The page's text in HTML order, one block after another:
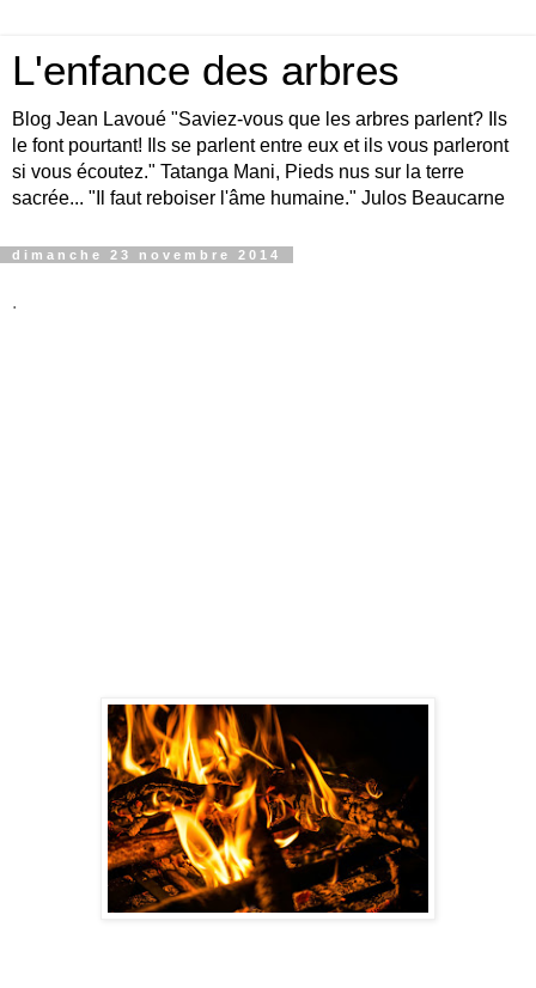
L'enfance des arbres
Blog Jean Lavoué "Saviez-vous que les arbres parlent? Ils
le font pourtant! Ils se parlent entre eux et ils vous parleront
si vous écoutez." Tatanga Mani, Pieds nus sur la terre
sacrée... "Il faut reboiser l'âme humaine." Julos Beaucarne
dimanche 23 novembre 2014
.